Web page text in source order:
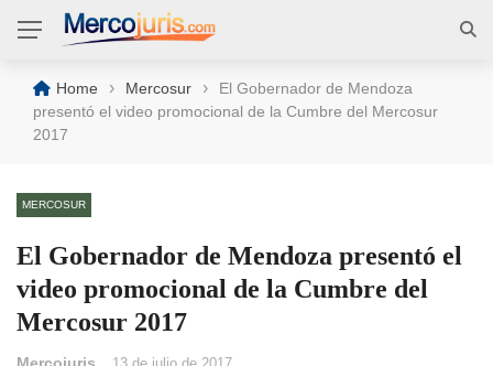
Home › Mercosur ›
El Gobernador de Mendoza
presentó el video promocional de la Cumbre del Mercosur
2017
MERCOSUR
El Gobernador de Mendoza presentó el
video promocional de la Cumbre del
Mercosur 2017